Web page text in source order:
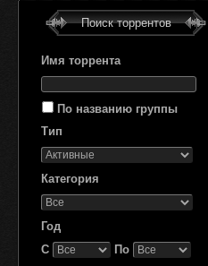
Поиск торрентов
Имя торрента
По названию группы
Тип
Категория
Год
С
По